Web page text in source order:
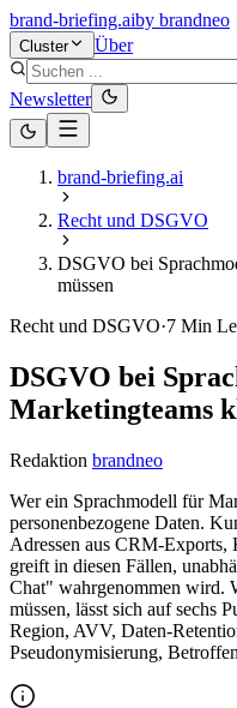
brand-briefing.aiby brandneo
Cluster Über
Newsletter
brand-briefing.ai
Recht und DSGVO
DSGVO bei
müssen
Recht und DSGVO·7 Min
DSGVO bei
Marketingteams
Redaktion brandneo
Wer ein Sprachmodell für
personenbezogene Daten.
Adressen aus CRM-
greift in diesen Fällen,
Chat" wahrgenommen wird.
müssen, lässt sich auf sechs
Region, AVV, Daten-
Pseudonymisierung,